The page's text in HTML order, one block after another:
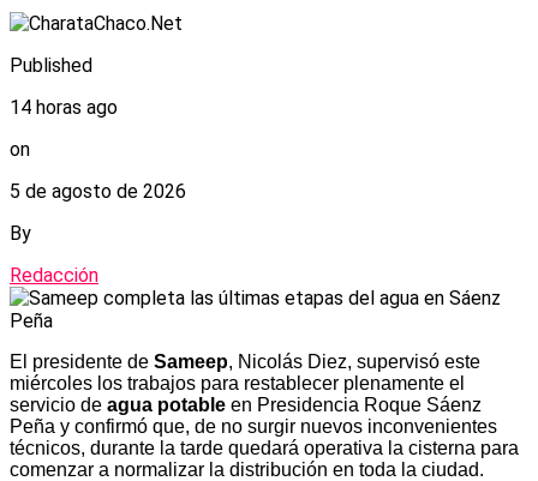
Published
14 horas ago
on
5 de agosto de 2026
By
Redacción
El presidente de Sameep, Nicolás Diez, supervisó este
miércoles los trabajos para restablecer plenamente el
servicio de agua potable en Presidencia Roque Sáenz
Peña y confirmó que, de no surgir nuevos inconvenientes
técnicos, durante la tarde quedará operativa la cisterna para
comenzar a normalizar la distribución en toda la ciudad.